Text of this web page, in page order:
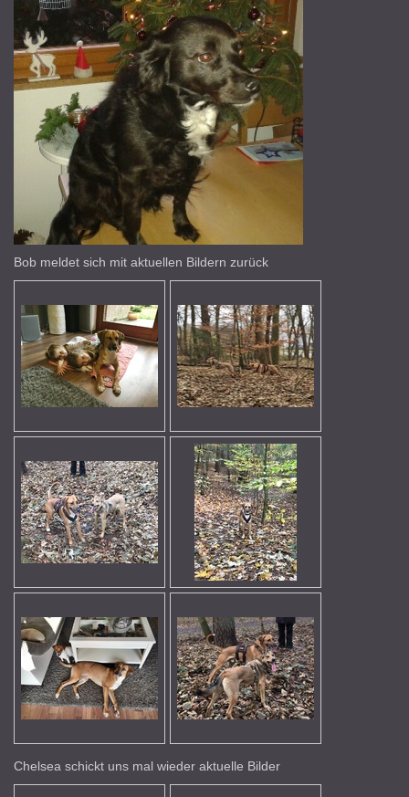
Bob meldet sich mit aktuellen Bildern zurück
Chelsea schickt uns mal wieder aktuelle Bilder